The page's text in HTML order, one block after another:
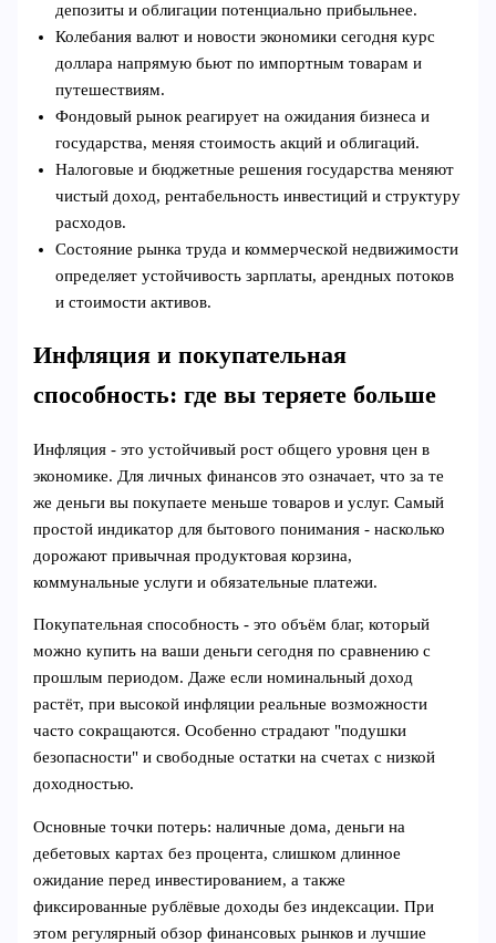
депозиты и облигации потенциально прибыльнее.
Колебания валют и новости экономики сегодня курс
доллара напрямую бьют по импортным товарам и
путешествиям.
Фондовый рынок реагирует на ожидания бизнеса и
государства, меняя стоимость акций и облигаций.
Налоговые и бюджетные решения государства меняют
чистый доход, рентабельность инвестиций и структуру
расходов.
Состояние рынка труда и коммерческой недвижимости
определяет устойчивость зарплаты, арендных потоков
и стоимости активов.
Инфляция и покупательная
способность: где вы теряете больше
Инфляция - это устойчивый рост общего уровня цен в
экономике. Для личных финансов это означает, что за те
же деньги вы покупаете меньше товаров и услуг. Самый
простой индикатор для бытового понимания - насколько
дорожают привычная продуктовая корзина,
коммунальные услуги и обязательные платежи.
Покупательная способность - это объём благ, который
можно купить на ваши деньги сегодня по сравнению с
прошлым периодом. Даже если номинальный доход
растёт, при высокой инфляции реальные возможности
часто сокращаются. Особенно страдают "подушки
безопасности" и свободные остатки на счетах с низкой
доходностью.
Основные точки потерь: наличные дома, деньги на
дебетовых картах без процента, слишком длинное
ожидание перед инвестированием, а также
фиксированные рублёвые доходы без индексации. При
этом регулярный обзор финансовых рынков и лучшие